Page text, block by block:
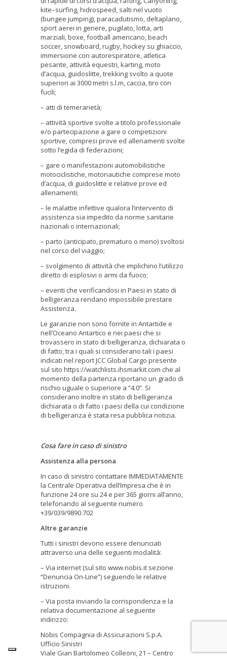
kite–surfing, hidrospeed, salti nel vuoto
(bungee jumping), paracadutismo, deltaplano,
sport aerei in genere, pugilato, lotta, arti
marziali, boxe, football americano, beach
soccer, snowboard, rugby, hockey su ghiaccio,
immersione con autorespiratore, atletica
pesante, attività equestri, karting, moto
d’acqua, guidoslitte, trekking svolto a quote
superiori ai 3000 metri s.l.m, caccia, tiro con
fucili;
– atti di temerarietà;
– attività sportive svolte a titolo professionale
e/o partecipazione a gare o competizioni
sportive, compresi prove ed allenamenti svolte
sotto l’egida di federazioni;
– gare o manifestazioni automobilistiche
motociclistiche, motonautiche comprese moto
d’acqua, di guidoslitte e relative prove ed
allenamenti;
– le malattie infettive qualora l’intervento di
assistenza sia impedito da norme sanitarie
nazionali o internazionali;
– parto (anticipato, prematuro o meno) svoltosi
nel corso del viaggio;
– svolgimento di attività che implichino l’utilizzo
diretto di esplosivi o armi da fuoco;
– eventi che verificandosi in Paesi in stato di
belligeranza rendano impossibile prestare
Assistenza.
Le garanzie non sono fornite in Antartide e
nell’Oceano Antartico e nei paesi che si
trovassero in stato di belligeranza, dichiarata o
di fatto, tra i quali si considerano tali i paesi
indicati nel report JCC Global Cargo presente
sul sito https://watchlists.ihsmarkit.com che al
momento della partenza riportano un grado di
rischio uguale o superiore a “4.0”. Si
considerano inoltre in stato di belligeranza
dichiarata o di fatto i paesi della cui condizione
di belligeranza è stata resa pubblica notizia.
Cosa fare in caso di sinistro
Assistenza alla persona
In caso di sinistro contattare IMMEDIATAMENTE
la Centrale Operativa dell’Impresa che è in
funzione 24 ore su 24 e per 365 giorni all’anno,
telefonando al seguente numero
+39/039/9890.702
Altre garanzie
Tutti i sinistri devono essere denunciati
attraverso una delle seguenti modalità:
– Via internet (sul sito www.nobis.it sezione
“Denuncia On-Line”) seguendo le relative
istruzioni.
– Via posta inviando la corrispondenza e la
relativa documentazione al seguente
indirizzo:
Nobis Compagnia di Assicurazioni S.p.A.
Ufficio Sinistri
Viale Gian Bartolomeo Colleoni, 21 – Centro